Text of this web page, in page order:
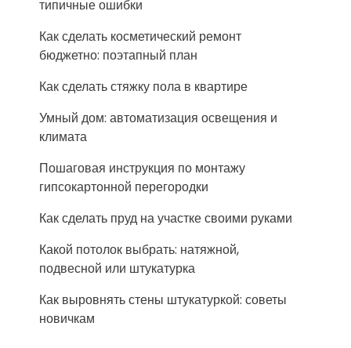
типичные ошибки
Как сделать косметический ремонт
бюджетно: поэтапный план
Как сделать стяжку пола в квартире
Умный дом: автоматизация освещения и
климата
Пошаговая инструкция по монтажу
гипсокартонной перегородки
Как сделать пруд на участке своими руками
Какой потолок выбрать: натяжной,
подвесной или штукатурка
Как выровнять стены штукатуркой: советы
новичкам